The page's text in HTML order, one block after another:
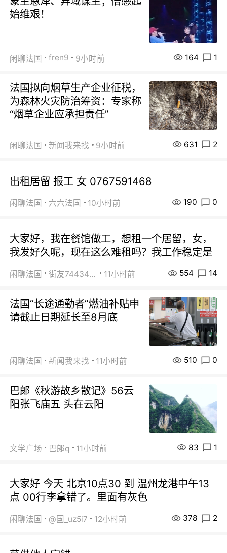
始维艰！
闲聊法国 fren9 9小时前 164 1
法国拟向烟草生产企业征税，
为森林火灾防治筹资：专家称
“烟草企业应承担责任”
闲聊法国 新闻我来找 9小时前 631 2
出租居留 报工 女 0767591468
闲聊法国 六六法国 10小时前 190 0
大家好，我在餐馆做工，想租一个居留，女，
我发好久呢，现在这么难租吗？我工作稳定是
闲聊法国 街友74434350 11小时前 554 14
法国“长途通勤者”燃油补贴申
请截止日期延长至8月底
闲聊法国 新闻我来找 11小时前 510 0
巴郞《秋游故乡散记》56云
阳张飞庙五 头在云阳
文学广场 巴郞q 11小时前 83 1
大家好 今天 北京10点30 到 温州龙港中午13
点 00行李拿错了。里面有灰色
闲聊法国 @国_uz5i7 12小时前 378 2